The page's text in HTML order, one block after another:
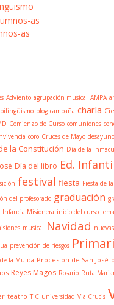
as
Adviento agrupación musical AMPA
bilingüismo blog campaña charla
Comienzo de Curso comuniones
coro Cruces de Mayo
la Constitución Día de la
Día del libro Ed.
festival fiesta Fiesta de
del profesorado graduación
Infancia Misionera inicio del curso lema
musical Navidad
prevención de riesgos
la Mulica Procesión de San José
Reyes Magos Rosario Ruta
teatro TIC universidad Via Crucis